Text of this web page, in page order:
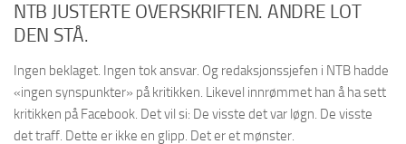
NTB JUSTERTE OVERSKRIFTEN. ANDRE LOT
DEN STÅ.
Ingen beklaget. Ingen tok ansvar. Og redaksjonssjefen i NTB hadde
«ingen synspunkter» på kritikken. Likevel innrømmet han å ha sett
kritikken på Facebook. Det vil si: De visste det var løgn. De visste
det traff. Dette er ikke en glipp. Det er et mønster.